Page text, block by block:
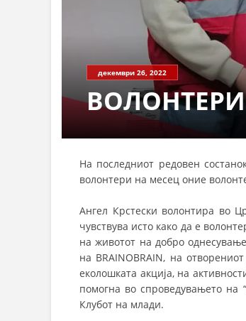
декември 26, 2022
На последниот редовен
волонтери на месец оние
Ангел Крстески волонтира во
чувствува исто како да е
на животот на добро
на BRAINOBRAIN, на
еколошката акција, на
помогна во спроведувањето на
Клубот на млади.